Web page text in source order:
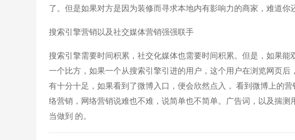
了。但是如果对方是因为装修而寻求本地内有影响力的商家，难道你
搜索引擎营销以及社交媒体营销强强联手
搜索引擎需要时间积累，社交化媒体也需要时间积累。但是，如果能
一个比方，如果一个从搜索引擎引进的用户，这个用户在浏览网页后
有十分十足，如果看到了微博入口，便会欣然点入， 看到微博上的
络营销，网络营销说难也不难，说简单也不简单。广告词，以及揣测
当做到 的。